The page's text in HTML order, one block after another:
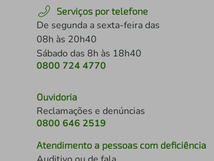
Serviços por telefone
De segunda a sexta-feira das
08h às 20h40
Sábado das 8h às 18h40
0800 724 4770
Ouvidoria
Reclamações e denúncias
0800 646 2519
Atendimento a pessoas com deficiência